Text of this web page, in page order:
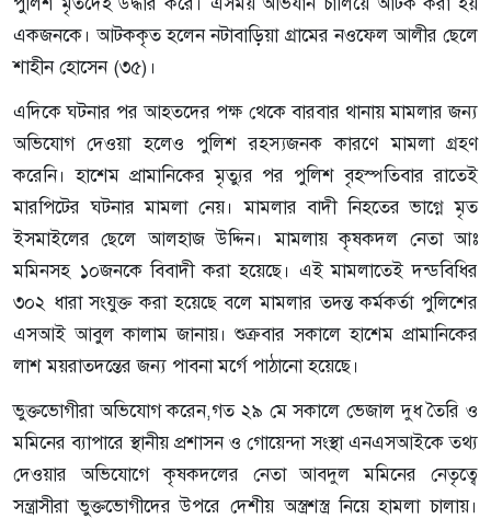
একজনকে। আটককৃত হলেন নটাবাড়িয়া গ্রামের নওফেল আলীর ছেলে
শাহীন হোসেন (৩৫)।
এদিকে ঘটনার পর আহতদের পক্ষ থেকে বারবার থানায় মামলার জন্য
অভিযোগ দেওয়া হলেও পুলিশ রহস্যজনক কারণে মামলা গ্রহণ
করেনি। হাশেম প্রামানিকের মৃত্যুর পর পুলিশ বৃহস্পতিবার রাতেই
মারপিটের ঘটনার মামলা নেয়। মামলার বাদী নিহতের ভাগ্নে মৃত
ইসমাইলের ছেলে আলহাজ উদ্দিন। মামলায় কৃষকদল নেতা আঃ
মমিনসহ ১০জনকে বিবাদী করা হয়েছে। এই মামলাতেই দন্ডবিধির
৩০২ ধারা সংযুক্ত করা হয়েছে বলে মামলার তদন্ত কর্মকর্তা পুলিশের
এসআই আবুল কালাম জানায়। শুক্রবার সকালে হাশেম প্রামানিকের
লাশ ময়রাতদন্তের জন্য পাবনা মর্গে পাঠানো হয়েছে।
ভুক্তভোগীরা অভিযোগ করেন,গত ২৯ মে সকালে ভেজাল দুধ তৈরি ও
মমিনের ব্যাপারে স্থানীয় প্রশাসন ও গোয়েন্দা সংস্থা এনএসআইকে তথ্য
দেওয়ার অভিযোগে কৃষকদলের নেতা আবদুল মমিনের নেতৃত্বে
সন্ত্রাসীরা ভুক্তভোগীদের উপরে দেশীয় অস্ত্রশস্ত্র নিয়ে হামলা চালায়।